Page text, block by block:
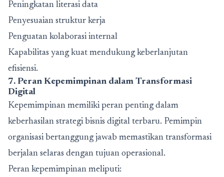
Peningkatan literasi data
Penyesuaian struktur kerja
Penguatan kolaborasi internal
Kapabilitas yang kuat mendukung keberlanjutan
efisiensi.
7. Peran Kepemimpinan dalam Transformasi
Digital
Kepemimpinan memiliki peran penting dalam
keberhasilan strategi bisnis digital terbaru. Pemimpin
organisasi bertanggung jawab memastikan transformasi
berjalan selaras dengan tujuan operasional.
Peran kepemimpinan meliputi: